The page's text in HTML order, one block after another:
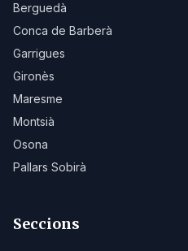
Berguedà
Conca de Barberà
Garrigues
Gironès
Maresme
Montsià
Osona
Pallars Sobirà
Seccions